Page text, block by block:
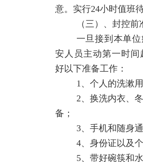
意。实行24小时值班待
（三）、封控
一旦接到本单
安人员主动第一时
好以下准备工作：
1、个人的洗漱用
2、换洗内衣、
备；
3、手机和随身
4、身份证以及
5、带好碗筷和水